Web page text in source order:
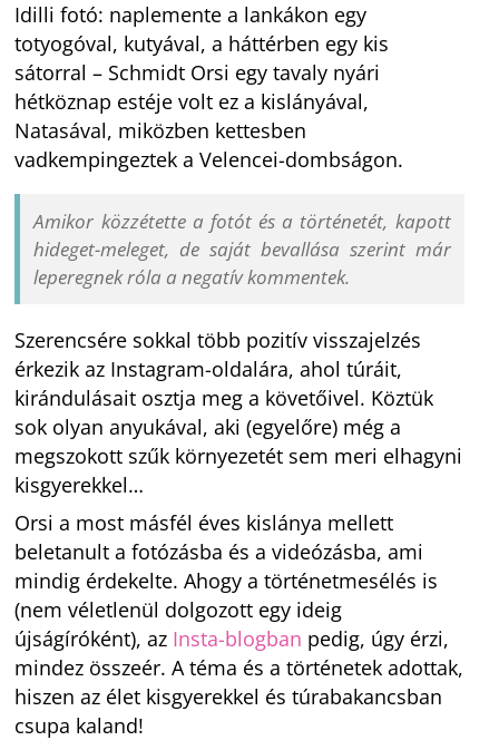
Idilli fotó: naplemente a lankákon egy
totyogóval, kutyával, a háttérben egy kis
sátorral – Schmidt Orsi egy tavaly nyári
hétköznap estéje volt ez a kislányával,
Natasával, miközben kettesben
vadkempingeztek a Velencei-dombságon.
Amikor közzétette a fotót és a történetét, kapott
hideget-meleget, de saját bevallása szerint már
leperegnek róla a negatív kommentek.
Szerencsére sokkal több pozitív visszajelzés
érkezik az Instagram-oldalára, ahol túráit,
kirándulásait osztja meg a követőivel. Köztük
sok olyan anyukával, aki (egyelőre) még a
megszokott szűk környezetét sem meri elhagyni
kisgyerekkel…
Orsi a most másfél éves kislánya mellett
beletanult a fotózásba és a videózásba, ami
mindig érdekelte. Ahogy a történetmesélés is
(nem véletlenül dolgozott egy ideig
újságíróként), az Insta-blogban pedig, úgy érzi,
mindez összeér. A téma és a történetek adottak,
hiszen az élet kisgyerekkel és túrabakancsban
csupa kaland!